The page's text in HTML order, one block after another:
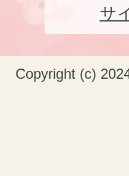
サ
Copyright (c)